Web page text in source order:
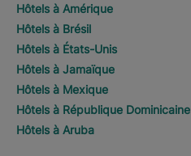
Hôtels à Amérique
Hôtels à Brésil
Hôtels à États-Unis
Hôtels à Jamaïque
Hôtels à Mexique
Hôtels à République Dominicaine
Hôtels à Aruba